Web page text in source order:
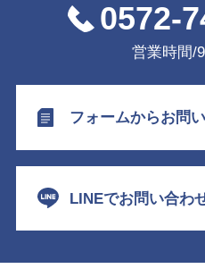
0572-
営業時間/
フォームからお問
LINEでお問い合わ